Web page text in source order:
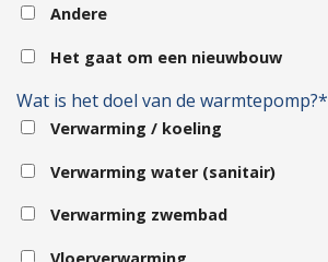
Andere
Het gaat om een nieuwbouw
Wat is het doel van de warmtepomp?*
Verwarming / koeling
Verwarming water (sanitair)
Verwarming zwembad